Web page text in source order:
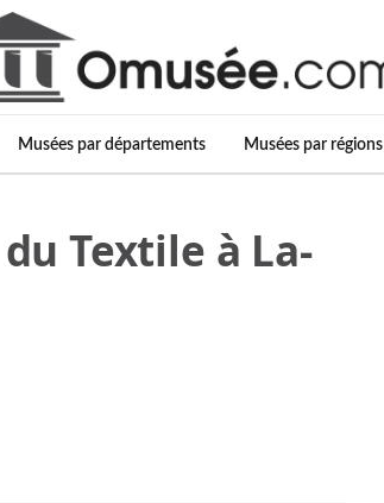
Musées par départements Musées par régions
Textile à La-